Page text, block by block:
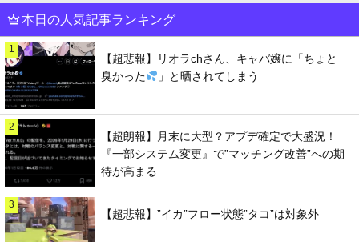
本日の人気記事ランキング
1
【超悲報】リオラchさん、キャバ嬢に「ちょと
臭かった
」と晒されてしまう
2
【超朗報】月末に大型？アプデ確定で大盛況！
『一部システム変更』で”マッチング改善”への期
待が高まる
3
【超悲報】”イカ”フロー状態”タコ”は対象外